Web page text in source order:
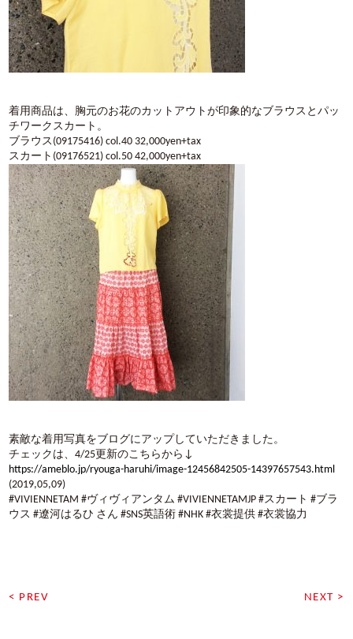
着用商品は、胸元のお花のカットアウトが印象的なブラウスとパッ
チワークスカート。
ブラウス(09175416) col.40 32,000yen+tax
スカート(09176521) col.50 42,000yen+tax
素敵な着用写真をブログにアップしていただきました。
チェックは、4/25更新のこちらから↓
https://ameblo.jp/ryouga-haruhi/image-12456842505-14397657543.html
(2019,05,09)
#VIVIENNETAM #ヴィヴィアンタム #VIVIENNETAMJP #スカート #ブラ
ウス #遼河はるひ さん #SNS英語術 #NHK #衣裳提供 #衣裳協力
< PREV NEXT >